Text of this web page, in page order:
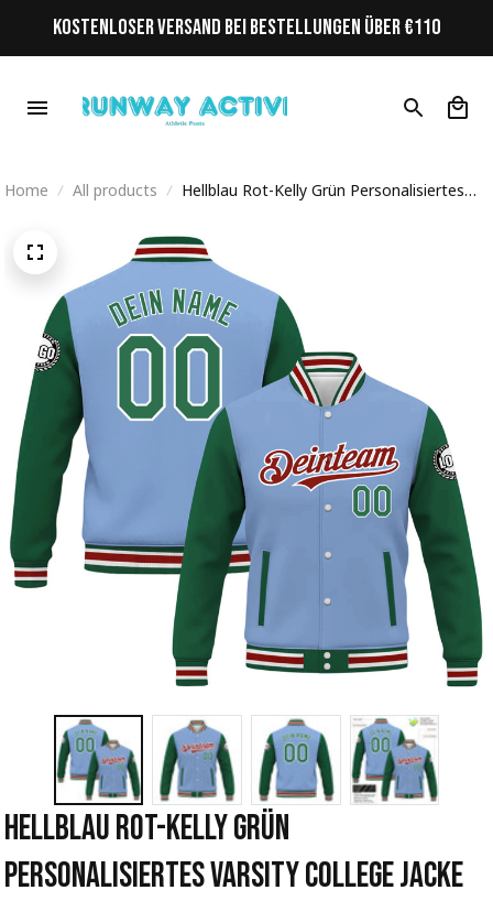
KOSTENLOSER VERSAND BEI BESTELLUNGEN ÜBER €110
Home All products
Hellblau Rot-Kelly Grün Personalisiertes
Hellblau Rot-Kelly Grün
Personalisiertes Varsity College Jacke